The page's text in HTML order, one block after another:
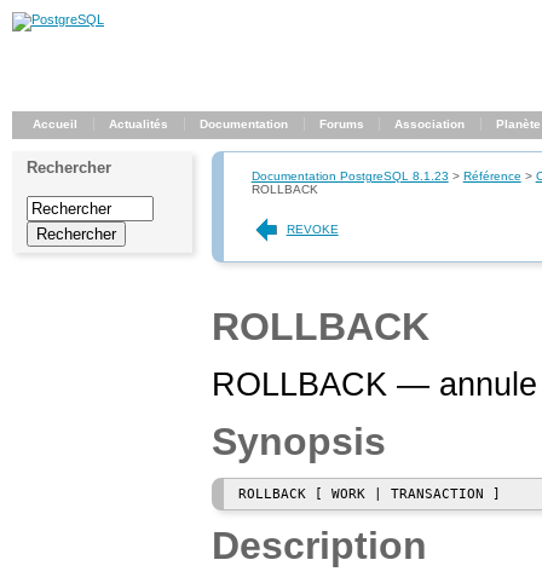
Accueil Actualités Documentation Forums Association Planète
Rechercher Documentation PostgreSQL 8.1.23 > Référence >
ROLLBACK
REVOKE
ROLLBACK
ROLLBACK —
Synopsis
Description